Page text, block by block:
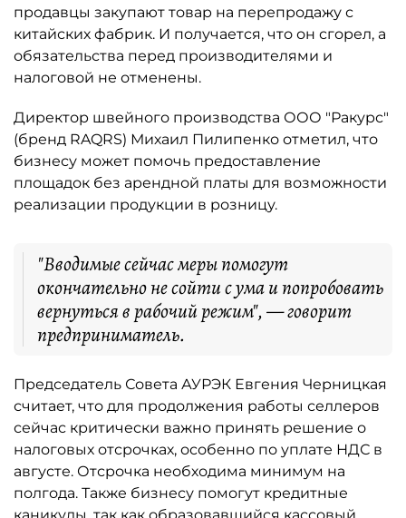
продавцы закупают товар на перепродажу с
китайских фабрик. И получается, что он сгорел, а
обязательства перед производителями и
налоговой не отменены.
Директор швейного производства ООО "Ракурс"
(бренд RAQRS) Михаил Пилипенко отметил, что
бизнесу может помочь предоставление
площадок без арендной платы для возможности
реализации продукции в розницу.
"Вводимые сейчас меры помогут
окончательно не сойти с ума и попробовать
вернуться в рабочий режим", — говорит
предприниматель.
Председатель Совета АУРЭК Евгения Черницкая
считает, что для продолжения работы селлеров
сейчас критически важно принять решение о
налоговых отсрочках, особенно по уплате НДС в
августе. Отсрочка необходима минимум на
полгода. Также бизнесу помогут кредитные